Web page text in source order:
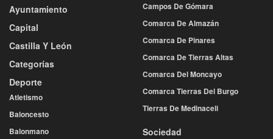
Ayuntamiento
Capital
Castilla Y León
Categorías
Deporte
Atletismo
Baloncesto
Balonmano
Campos De Gómara
Comarca De Almazán
Comarca De Pinares
Comarca De Tierras Altas
Comarca Del Moncayo
Comarca Tierras Del Burgo
Tierras De Medinaceli
Sociedad